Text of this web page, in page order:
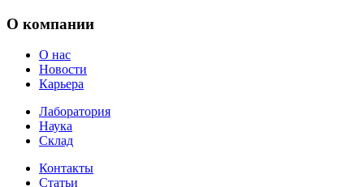
О компании
О нас
Новости
Карьера
Лаборатория
Наука
Склад
Контакты
Статьи